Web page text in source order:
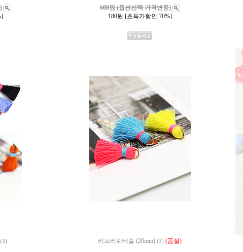
600원 (옵션선택 가격변동)
180원 [초특가할인 70%]
(3) 리프레쉬테슬 (20mm) (3) (품절)